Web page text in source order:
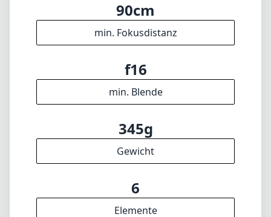
6
4
61mm
55mm